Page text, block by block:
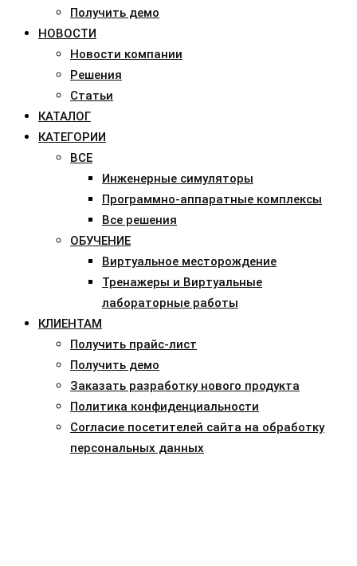
Получить демо
НОВОСТИ
Новости компании
Решения
Статьи
КАТАЛОГ
КАТЕГОРИИ
ВСЕ
Инженерные симуляторы
Программно-аппаратные комплексы
Все решения
ОБУЧЕНИЕ
Виртуальное месторождение
Тренажеры и Виртуальные
лабораторные работы
КЛИЕНТАМ
Получить прайс-лист
Получить демо
Заказать разработку нового продукта
Политика конфиденциальности
Согласие посетителей сайта на обработку
персональных данных